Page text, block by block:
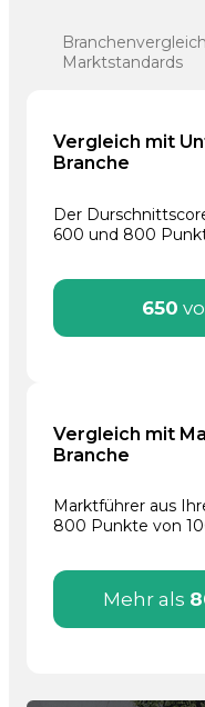
Marktstandards
Vergleich mit
Branche
Der
600 und 800
650
Vergleich mit
Branche
Marktführer aus
800 Punkte von
Mehr als